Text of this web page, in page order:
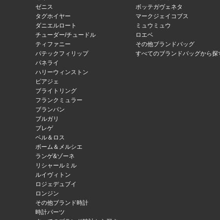
ゼニス
タグホイヤー
ダニエルロート
チューダー/チュードル
ティファニー
パテックフィリップ
パネライ
ハリーウィンストン
ピアジェ
ブライトリング
フランクミュラー
ブランパン
ブルガリ
ブレゲ
ベル＆ロス
ボーム＆メルシエ
ランゲ&ゾーネ
リシャールミル
ルイヴィトン
ロジェデュブイ
ロンジン
その他ブランド時計
時計パーツ
ボッテガヴェネタ
マークジェイコブス
ミュウミュウ
ロエベ
その他ブランドバッグ
すべてのブランドバッグから探